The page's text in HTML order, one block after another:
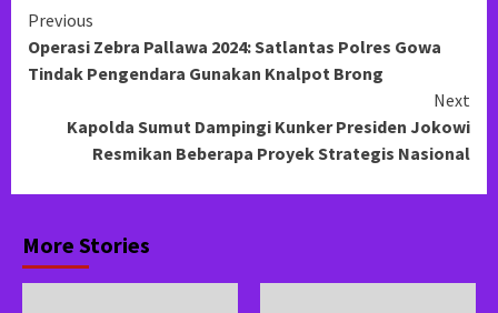
Continue
Reading
Previous
Operasi Zebra Pallawa 2024: Satlantas Polres Gowa
Tindak Pengendara Gunakan Knalpot Brong
Next
Kapolda Sumut Dampingi Kunker Presiden Jokowi
Resmikan Beberapa Proyek Strategis Nasional
More Stories